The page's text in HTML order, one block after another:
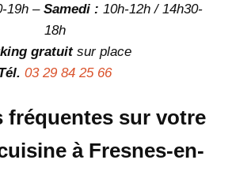
19h – Samedi : 10h-12h / 14h30-
18h
gratuitsur place
03 29 84 25 66
fréquentes sur votre
à Fresnes-en-